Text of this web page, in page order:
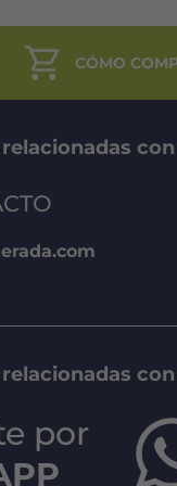
CÓMO
por